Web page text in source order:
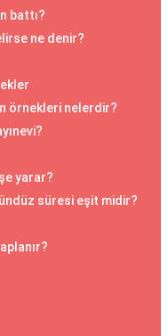
battı?
ne denir?
örnekleri nelerdir?
yarar?
süresi eşit midir?